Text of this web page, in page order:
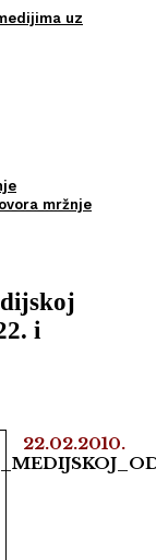
uz
mržnje
i
22.02.2010.